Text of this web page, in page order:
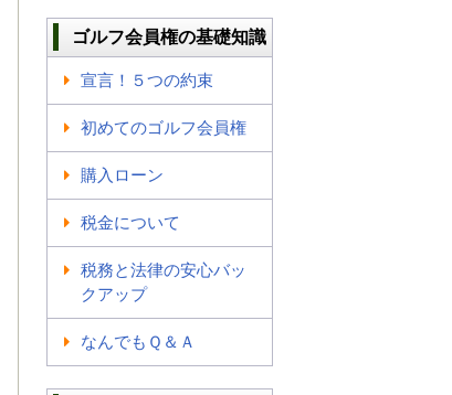
ゴルフ会員権の基礎知識
宣言！５つの約束
初めてのゴルフ会員権
購入ローン
税金について
税務と法律の安心バッ
クアップ
なんでもＱ＆Ａ